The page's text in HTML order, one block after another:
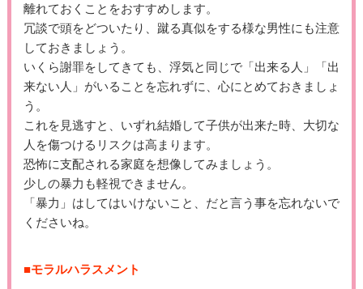
離れておくことをおすすめします。
冗談で頭をどついたり、蹴る真似をする様な男性にも注意
しておきましょう。
いくら謝罪をしてきても、浮気と同じで「出来る人」「出
来ない人」がいることを忘れずに、心にとめておきましょ
う。
これを見逃すと、いずれ結婚して子供が出来た時、大切な
人を傷つけるリスクは高まります。
恐怖に支配される家庭を想像してみましょう。
少しの暴力も軽視できません。
「暴力」はしてはいけないこと、だと言う事を忘れないで
くださいね。
■モラルハラスメント